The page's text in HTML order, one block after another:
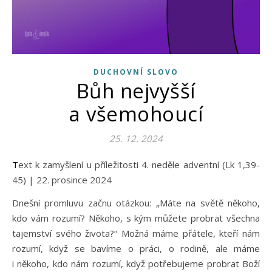
DUCHOVNÍ SLOVO
Bůh nejvyšší
a všemohoucí
25. 12. 2024
Text k zamyšlení u příležitosti 4. neděle adventní (Lk 1,39-
45) | 22. prosince 2024
Dnešní promluvu začnu otázkou: „Máte na světě někoho,
kdo vám rozumí? Někoho, s kým můžete probrat všechna
tajemství svého života?“ Možná máme přátele, kteří nám
rozumí, když se bavíme o práci, o rodině, ale máme
i někoho, kdo nám rozumí, když potřebujeme probrat Boží